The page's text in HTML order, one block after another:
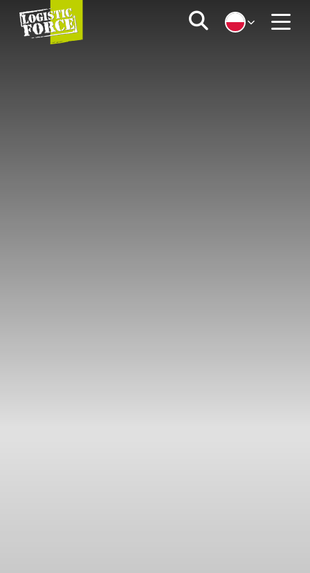
Logistic
Force
|
Zoeken